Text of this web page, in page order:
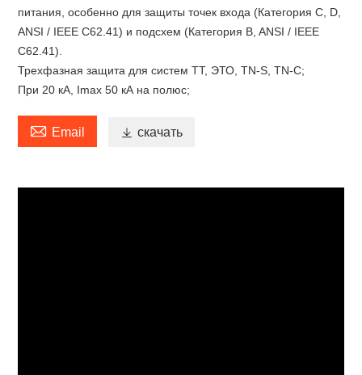
питания, особенно для защиты точек входа (Категория C, D,
ANSI / IEEE C62.41) и подсхем (Категория B, ANSI / IEEE
C62.41).
Трехфазная защита для систем TT, ЭТО, TN-S, TN-C;
При 20 кА, Imax 50 кА на полюс;
 Email  скачать